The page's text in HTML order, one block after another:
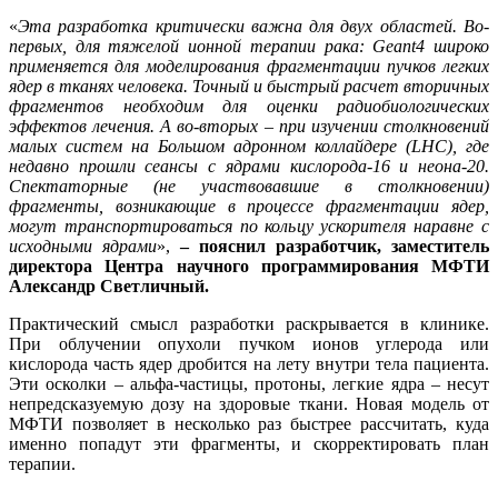
«Эта разработка критически важна для двух областей. Во-
первых, для тяжелой ионной терапии рака: Geant4 широко
применяется для моделирования фрагментации пучков легких
ядер в тканях человека. Точный и быстрый расчет вторичных
фрагментов необходим для оценки радиобиологических
эффектов лечения. А во-вторых – при изучении столкновений
малых систем на Большом адронном коллайдере (LHC), где
недавно прошли сеансы с ядрами кислорода-16 и неона-20.
Спектаторные (не участвовавшие в столкновении)
фрагменты, возникающие в процессе фрагментации ядер,
могут транспортироваться по кольцу ускорителя наравне с
исходными ядрами»,– пояснил разработчик, заместитель
директора Центра научного программирования МФТИ
Александр Светличный.
Практический смысл разработки раскрывается в клинике.
При облучении опухоли пучком ионов углерода или
кислорода часть ядер дробится на лету внутри тела пациента.
Эти осколки – альфа-частицы, протоны, легкие ядра – несут
непредсказуемую дозу на здоровые ткани. Новая модель от
МФТИ позволяет в несколько раз быстрее рассчитать, куда
именно попадут эти фрагменты, и скорректировать план
терапии.